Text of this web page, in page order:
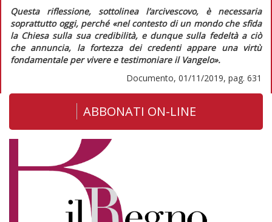
Questa riflessione, sottolinea l’arcivescovo, è necessaria
soprattutto oggi, perché «nel contesto di un mondo che sfida
la Chiesa sulla sua credibilità, e dunque sulla fedeltà a ciò
che annuncia, la fortezza dei credenti appare una virtù
fondamentale per vivere e testimoniare il Vangelo».
Documento, 01/11/2019, pag. 631
ABBONATI ON-LINE